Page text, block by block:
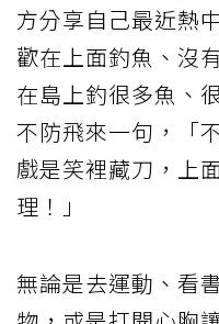
方分享自己最近熱
歡在上面釣魚、沒
在島上釣很多魚、
不防飛來一句，「
戲是笑裡藏刀，上
理！」
無論是去運動、看